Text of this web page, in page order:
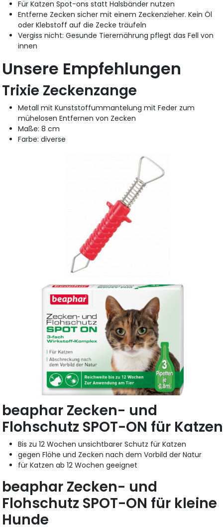
Für Katzen Spot-ons statt Halsbänder nutzen
Entferne Zecken sicher mit einem Zeckenzieher. Kein Öl
oder Klebstoff auf die Zecke träufeln
Vergiss nicht: Gesunde Tierernährung pflegt das Fell von
innen
Unsere Empfehlungen
Trixie Zeckenzange
Metall mit Kunststoffummantelung mit Feder zum
mühelosen Entfernen von Zecken
Maße: 8 cm
Farbe: diverse
beaphar Zecken- und
Flohschutz SPOT-ON für Katzen
Bis zu 12 Wochen unsichtbarer Schutz für Katzen
gegen Flöhe und Zecken nach dem Vorbild der Natur
für Katzen ab 12 Wochen geeignet
beaphar Zecken- und
Flohschutz SPOT-ON für kleine
Hunde